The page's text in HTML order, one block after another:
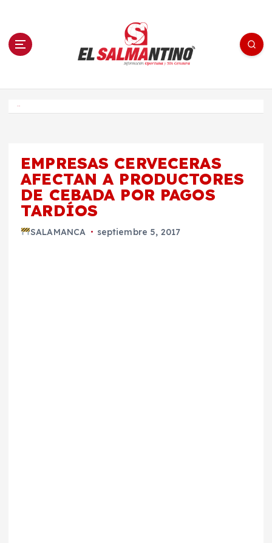
n El Salmantino - medios/noticias/editorial
EMPRESAS CERVECERAS
AFECTAN A PRODUCTORES
DE CEBADA POR PAGOS
TARDÍOS
SALAMANCA septiembre 5, 2017